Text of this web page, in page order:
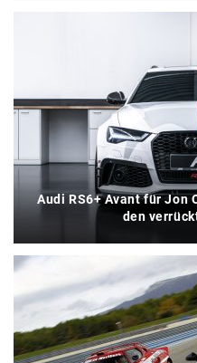
Audi RS6+ Avant für Jon
den